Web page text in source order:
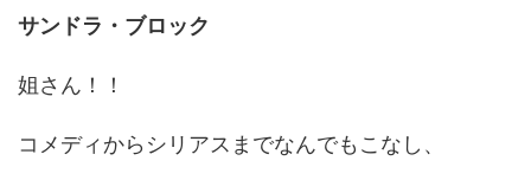
サンドラ・ブロック
姐さん！！
コメディからシリアスまでなんでもこなし、